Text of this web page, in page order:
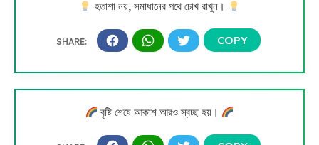
হতাশা নয়, সমাধানের পথে চোখ রাখুন।
বৃষ্টি শেষে আকাশ আরও স্বচ্ছ হয়।